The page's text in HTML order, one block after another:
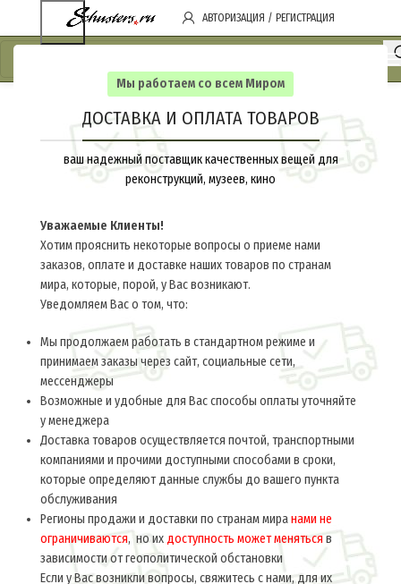
Мы работаем со всем Миром
ДОСТАВКА И ОПЛАТА ТОВАРОВ
ваш надежный поставщик качественных вещей для
реконструкций, музеев, кино
Уважаемые Клиенты!
Хотим прояснить некоторые вопросы о приеме нами
заказов, оплате и доставке наших товаров по странам
мира, которые, порой, у Вас возникают.
Уведомляем Вас о том, что:
Мы продолжаем работать в стандартном режиме и
принимаем заказы через сайт, социальные сети,
мессенджеры
Возможные и удобные для Вас способы оплаты уточняйте
у менеджера
Доставка товаров осуществляется почтой, транспортными
компаниями и прочими доступными способами в сроки,
которые определяют данные службы до вашего пункта
обслуживания
Регионы продажи и доставки по странам миранами не
ограничиваются, но их доступность может меняться в
зависимости от геополитической обстановки
Если у Вас возникли вопросы, свяжитесь с нами, для их
АВТОРИЗАЦИЯ / РЕГИСТРАЦИЯ